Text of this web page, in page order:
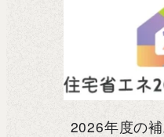
2026年度の